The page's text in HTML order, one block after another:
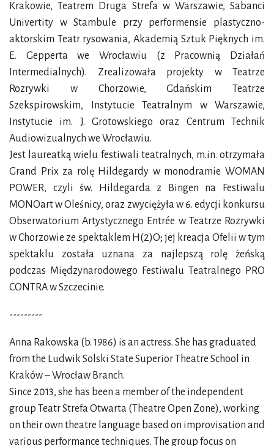
Krakowie, Teatrem Druga Strefa w Warszawie, Sabanci
Univertity w Stambule przy performensie plastyczno-
aktorskim Teatr rysowania, Akademią Sztuk Pięknych im.
E. Gepperta we Wrocławiu (z Pracownią Działań
Intermedialnych). Zrealizowała projekty w Teatrze
Rozrywki w Chorzowie, Gdańskim Teatrze
Szekspirowskim, Instytucie Teatralnym w Warszawie,
Instytucie im. J. Grotowskiego oraz Centrum Technik
Audiowizualnych we Wrocławiu.
Jest laureatką wielu festiwali teatralnych, m.in. otrzymała
Grand Prix za rolę Hildegardy w monodramie WOMAN
POWER, czyli św. Hildegarda z Bingen na Festiwalu
MONOart w Oleśnicy, oraz zwyciężyła w 6. edycji konkursu
Obserwatorium Artystycznego Entrée w Teatrze Rozrywki
w Chorzowie ze spektaklem H(2)O; jej kreacja Ofelii w tym
spektaklu została uznana za najlepszą rolę żeńską
podczas Międzynarodowego Festiwalu Teatralnego PRO
CONTRA w Szczecinie.
---------
Anna Rakowska (b. 1986) is an actress. She has graduated
from the Ludwik Solski State Superior Theatre School in
Kraków – Wrocław Branch.
Since 2013, she has been a member of the independent
group Teatr Strefa Otwarta (Theatre Open Zone), working
on their own theatre language based on improvisation and
various performance techniques. The group focus on